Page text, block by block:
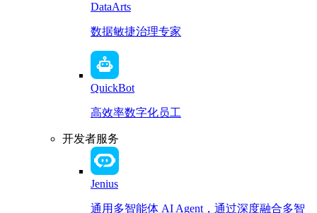
DataArts
数据敏捷治理专家
QuickBot
高效率数字化员工
开发者服务
Jenius
通用多智能体 AI Agent，通过深度融合多智